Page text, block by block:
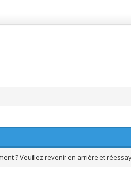
? Veuillez revenir en arrière et